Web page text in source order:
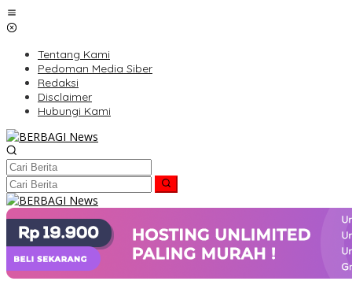
Lewati
ke
Tentang Kami
Pedoman Media Siber
Redaksi
Disclaimer
Hubungi Kami